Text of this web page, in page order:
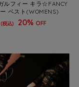
ルフィー キラ☆FANCY
ベスト(WOMENS)
(税込) 20% OFF